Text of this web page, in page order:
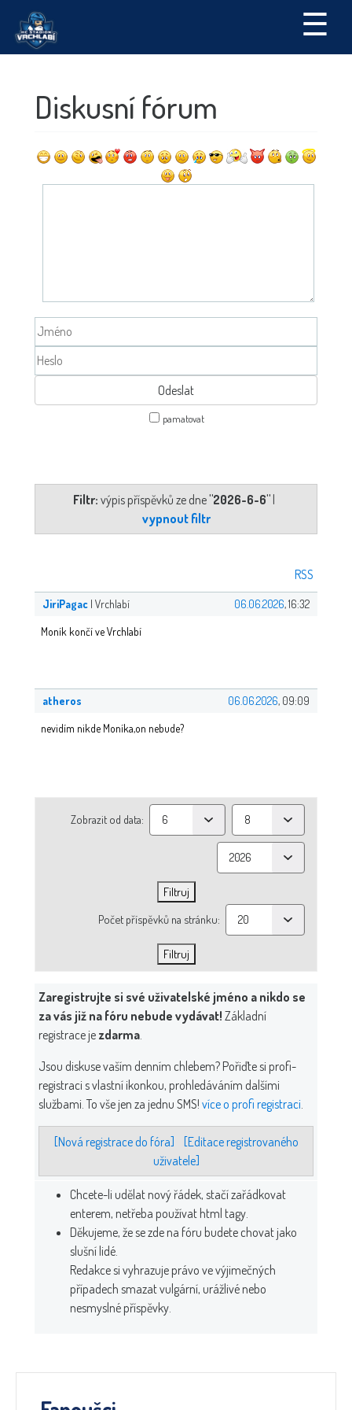
☰
Diskusní fórum
pamatovat
Filtr: výpis příspěvků ze dne"2026-6-6"|
vypnout filtr
RSS
JiriPagac | Vrchlabí 06.06.2026, 16:32
Moník končí ve Vrchlabí
atheros 06.06.2026, 09:09
nevidím nikde Moníka,on nebude?
Zobrazit od data:
Počet příspěvků na stránku:
Zaregistrujte si své uživatelské jméno a nikdo se
za vás již na fóru nebude vydávat! Základní
registrace je zdarma
Jsou diskuse vaším denním chlebem? Pořiďte si profi-
registraci s vlastní ikonkou, prohledáváním dalšími
službami. To vše jen za jednu SMS! více o profi registraci
[Nová registrace do fóra]
[Editace registrovaného
uživatele]
Chcete-li udělat nový řádek, stačí zařádkovat
enterem, netřeba používat html tagy.
Děkujeme, že se zde na fóru budete chovat jako
slušní lidé.
Redakce si vyhrazuje právo ve výjimečných
případech smazat vulgární, urážlivé nebo
nesmyslné příspěvky.